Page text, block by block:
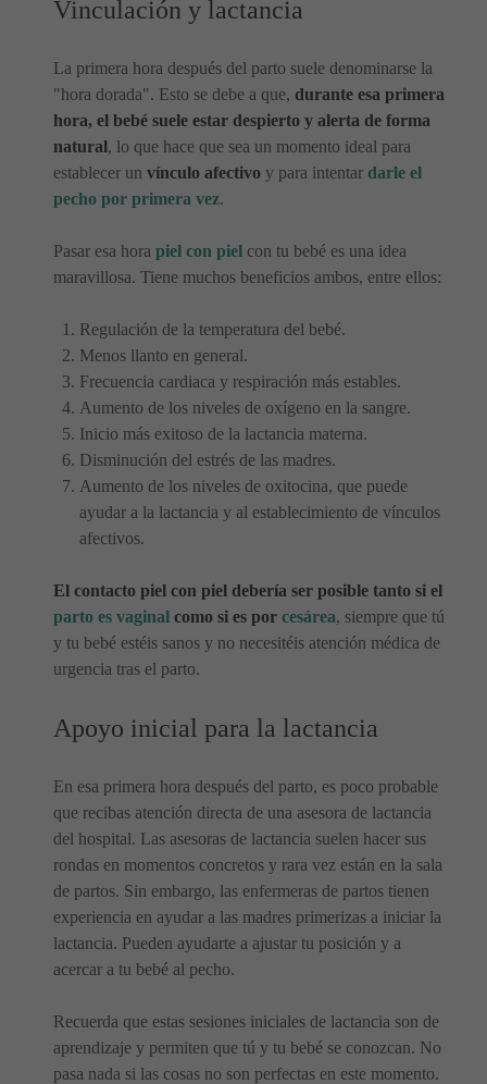
Vinculación y lactancia
La primera hora después del parto suele denominarse la
"hora dorada". Esto se debe a que, durante esa primera
hora, el bebé suele estar despierto y alerta de forma
natural, lo que hace que sea un momento ideal para
establecer un vínculo afectivo y para intentar darle el
pecho por primera vez.
Pasar esa hora piel con piel con tu bebé es una idea
maravillosa. Tiene muchos beneficios ambos, entre ellos:
Regulación de la temperatura del bebé.
Menos llanto en general.
Frecuencia cardiaca y respiración más estables.
Aumento de los niveles de oxígeno en la sangre.
Inicio más exitoso de la lactancia materna.
Disminución del estrés de las madres.
Aumento de los niveles de oxitocina, que puede
ayudar a la lactancia y al establecimiento de vínculos
afectivos.
El contacto piel con piel debería ser posible tanto si el
parto es vaginal como si es por cesárea, siempre que tú
y tu bebé estéis sanos y no necesitéis atención médica de
urgencia tras el parto.
Apoyo inicial para la lactancia
En esa primera hora después del parto, es poco probable
que recibas atención directa de una asesora de lactancia
del hospital. Las asesoras de lactancia suelen hacer sus
rondas en momentos concretos y rara vez están en la sala
de partos. Sin embargo, las enfermeras de partos tienen
experiencia en ayudar a las madres primerizas a iniciar la
lactancia. Pueden ayudarte a ajustar tu posición y a
acercar a tu bebé al pecho.
Recuerda que estas sesiones iniciales de lactancia son de
aprendizaje y permiten que tú y tu bebé se conozcan. No
pasa nada si las cosas no son perfectas en este momento.